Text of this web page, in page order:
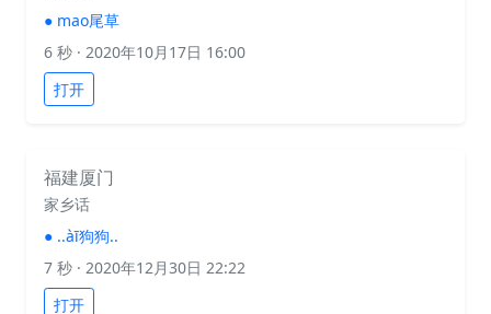
● mao尾草
6 秒 · 2020年10月17日 16:00
打开
福建厦门
家乡话
● ..àī狗狗..
7 秒 · 2020年12月30日 22:22
打开